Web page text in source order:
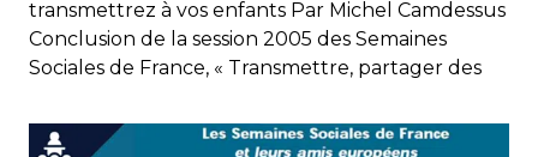
transmettrez à vos enfants Par Michel Camdessus
Conclusion de la session 2005 des Semaines
Sociales de France, « Transmettre, partager des